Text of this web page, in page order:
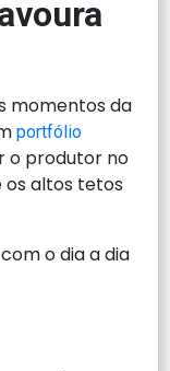
momentos da
portfólio
o produtor no
os altos tetos
o dia a dia